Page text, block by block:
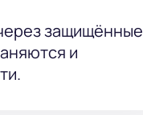
защищённые
и